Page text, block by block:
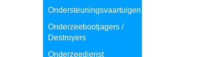
Ondersteuningsvaartuigen
Onderzeebootjagers /
Destroyers
Onderzeedienst